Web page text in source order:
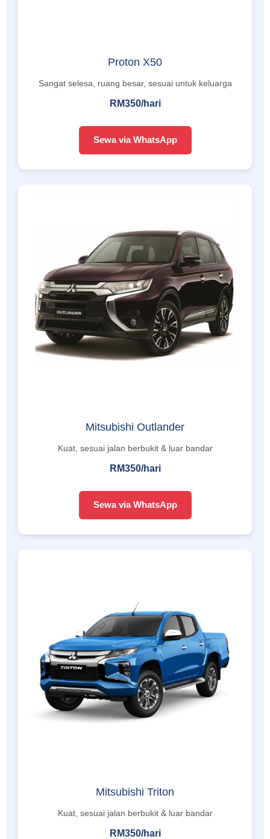
Proton X50
Sangat selesa, ruang besar, sesuai untuk keluarga
RM350/hari
Sewa via WhatsApp
Mitsubishi Outlander
Kuat, sesuai jalan berbukit & luar bandar
RM350/hari
Sewa via WhatsApp
Mitsubishi Triton
Kuat, sesuai jalan berbukit & luar bandar
RM350/hari